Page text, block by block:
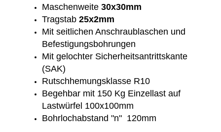
Maschenweite 30x30mm
Tragstab 25x2mm
Mit seitlichen Anschraublaschen und
Befestigungsbohrungen
Mit gelochter Sicherheitsantrittskante
(SAK)
Rutschhemungsklasse R10
Begehbar mit 150 Kg Einzellast auf
Lastwürfel 100x100mm
Bohrlochabstand "n" 120mm